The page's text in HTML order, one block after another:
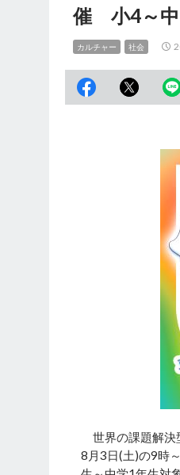
催 小4～中
カルチャー 社会
世界の課題解決
8月3日(土)の9時